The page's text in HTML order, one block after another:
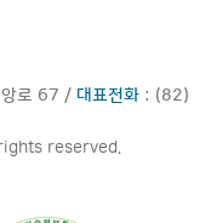
앙로 67 / 대표전화: (82)
reserved.